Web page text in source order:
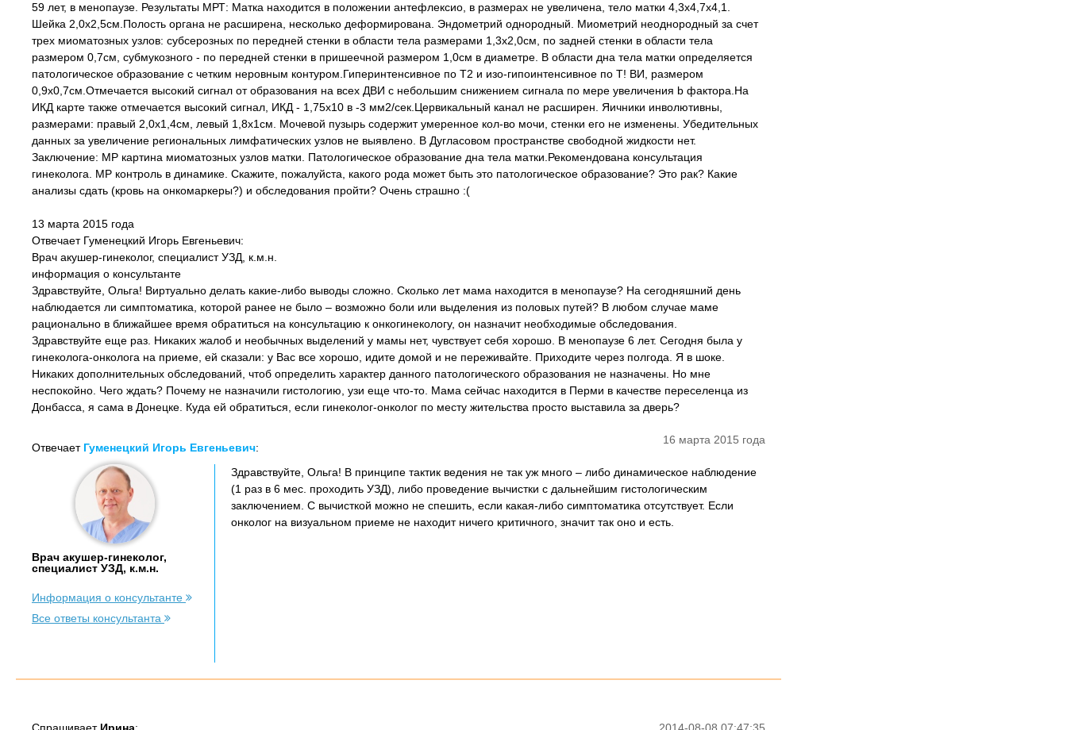
59 лет, в менопаузе. Результаты МРТ: Матка находится в положении антефлексио, в размерах не увеличена, тело матки 4,3х4,7х4,1.
Шейка 2,0х2,5см.Полость органа не расширена, несколько деформирована. Эндометрий однородный. Миометрий неоднородный за счет
трех миоматозных узлов: субсерозных по передней стенки в области тела размерами 1,3х2,0см, по задней стенки в области тела
размером 0,7см, субмукозного - по передней стенки в пришеечной размером 1,0см в диаметре. В области дна тела матки определяется
патологическое образование с четким неровным контуром.Гиперинтенсивное по Т2 и изо-гипоинтенсивное по Т! ВИ, размером
0,9х0,7см.Отмечается высокий сигнал от образования на всех ДВИ с небольшим снижением сигнала по мере увеличения b фактора.На
ИКД карте также отмечается высокий сигнал, ИКД - 1,75х10 в -3 мм2/сек.Цервикальный канал не расширен. Яичники инволютивны,
размерами: правый 2,0х1,4см, левый 1,8х1см. Мочевой пузырь содержит умеренное кол-во мочи, стенки его не изменены. Убедительных
данных за увеличение региональных лимфатических узлов не выявлено. В Дугласовом пространстве свободной жидкости нет.
Заключение: МР картина миоматозных узлов матки. Патологическое образование дна тела матки.Рекомендована консультация
гинеколога. МР контроль в динамике. Скажите, пожалуйста, какого рода может быть это патологическое образование? Это рак? Какие
анализы сдать (кровь на онкомаркеры?) и обследования пройти? Очень страшно :(
13 марта 2015 года
Отвечает Гуменецкий Игорь Евгеньевич:
Врач акушер-гинеколог, специалист УЗД, к.м.н.
информация о консультанте
Здравствуйте, Ольга! Виртуально делать какие-либо выводы сложно. Сколько лет мама находится в менопаузе? На сегодняшний день
наблюдается ли симптоматика, которой ранее не было – возможно боли или выделения из половых путей? В любом случае маме
рационально в ближайшее время обратиться на консультацию к онкогинекологу, он назначит необходимые обследования.
Здравствуйте еще раз. Никаких жалоб и необычных выделений у мамы нет, чувствует себя хорошо. В менопаузе 6 лет. Сегодня была у
гинеколога-онколога на приеме, ей сказали: у Вас все хорошо, идите домой и не переживайте. Приходите через полгода. Я в шоке.
Никаких дополнительных обследований, чтоб определить характер данного патологического образования не назначены. Но мне
неспокойно. Чего ждать? Почему не назначили гистологию, узи еще что-то. Мама сейчас находится в Перми в качестве переселенца из
Донбасса, я сама в Донецке. Куда ей обратиться, если гинеколог-онколог по месту жительства просто выставила за дверь?
16 марта 2015 года
Отвечает Гуменецкий Игорь Евгеньевич:
Врач акушер-гинеколог,
специалист УЗД, к.м.н.
Информация о консультанте
Все ответы консультанта
Здравствуйте, Ольга! В принципе тактик ведения не так уж много – либо динамическое наблюдение
(1 раз в 6 мес. проходить УЗД), либо проведение вычистки с дальнейшим гистологическим
заключением. С вычисткой можно не спешить, если какая-либо симптоматика отсутствует. Если
онколог на визуальном приеме не находит ничего критичного, значит так оно и есть.